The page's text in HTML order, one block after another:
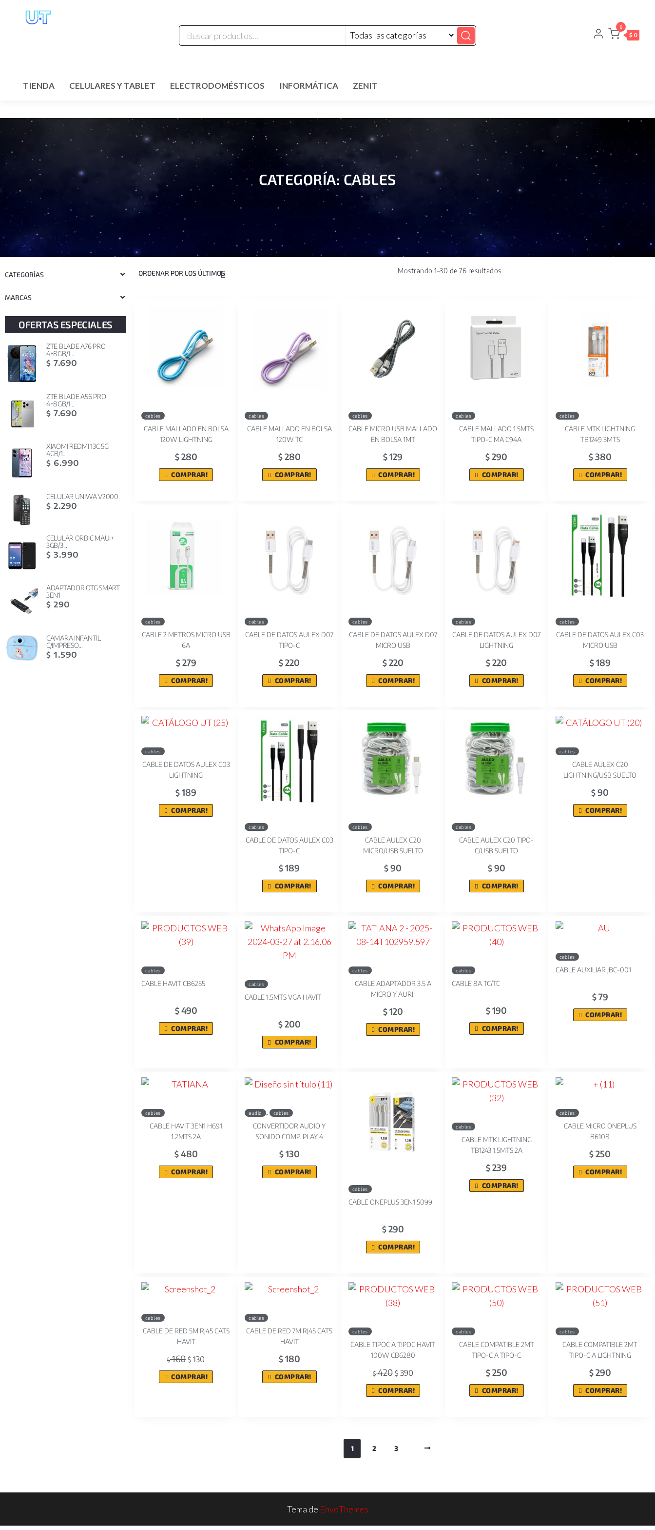
0
$ 0
TIENDA CELULARES Y TABLET ELECTRODOMÉSTICOS INFORMÁTICA ZENIT
CATEGORÍA: CABLES
CATEGORÍAS
MARCAS
OFERTAS ESPECIALES
ZTE BLADE A76 PRO
4+8GB/1...
$ 7.690
ZTE BLADE A56 PRO
4+8GB/1...
$ 7.690
XIAOMI REDMI 13C 5G
4GB/1...
$ 6.990
CELULAR UNIWA V2000
$ 2.290
CELULAR ORBIC MAUI+
3GB/3...
$ 3.990
ADAPTADOR OTG SMART
3EN1
$ 290
CAMARA INFANTIL
C/IMPRESO...
$ 1.590
Mostrando 1–30 de 76 resultados
cables
CABLE MALLADO EN BOLSA
120W LIGHTNING
$280
COMPRAR!
cables
CABLE MALLADO EN BOLSA
120W TC
$280
COMPRAR!
cables
CABLE MICRO USB MALLADO
EN BOLSA 1MT
$ 129
COMPRAR!
cables
CABLE MALLADO 1.5MTS
TIPO-C MA C94A
$ 290
COMPRAR!
cables
CABLE MTK LIGHTNING
TB1249 3MTS
$380
COMPRAR!
cables
CABLE 2 METROS MICRO USB
6A
$279
COMPRAR!
cables
CABLE DE DATOS AULEX D07
TIPO-C
$ 220
COMPRAR!
cables
CABLE DE DATOS AULEX D07
MICRO USB
$220
COMPRAR!
cables
CABLE DE DATOS AULEX D07
LIGHTNING
$ 220
COMPRAR!
cables
CABLE DE DATOS AULEX C03
MICRO USB
$189
COMPRAR!
cables
CABLE DE DATOS AULEX C03
LIGHTNING
$ 189
COMPRAR!
cables
CABLE DE DATOS AULEX C03
TIPO-C
$ 189
COMPRAR!
cables
CABLE AULEX C20
MICRO/USB SUELTO
$ 90
COMPRAR!
cables
CABLE AULEX C20 TIPO-
C/USB SUELTO
$90
COMPRAR!
cables
CABLE AULEX C20
LIGHTNING/USB SUELTO
$ 90
COMPRAR!
cables
CABLE HAVIT CB6255
$490
COMPRAR!
cables
CABLE 1.5MTS VGA HAVIT
$200
COMPRAR!
cables
CABLE ADAPTADOR 3.5 A
MICRO Y AURI.
$120
COMPRAR!
cables
CABLE 8A TC/TC
$ 190
COMPRAR!
cables
CABLE AUXILIAR JBC-001
$79
COMPRAR!
cables
CABLE HAVIT 3EN1 H691
1.2MTS 2A
$480
COMPRAR!
audio , cables
CONVERTIDOR AUDIO Y
SONIDO COMP. PLAY 4
$130
COMPRAR!
cables
CABLE ONEPLUS 3EN1 5099
$290
COMPRAR!
cables
CABLE MTK LIGHTNING
TB1243 1.5MTS 2A
$ 239
COMPRAR!
cables
CABLE MICRO ONEPLUS
B6108
$ 250
COMPRAR!
cables
CABLE DE RED 5M RJ45 CAT5
HAVIT
$160 $ 130
COMPRAR!
cables
CABLE DE RED 7M RJ45 CAT5
HAVIT
$180
COMPRAR!
cables
CABLE TIPOC A TIPOC HAVIT
100W CB6280
$420 $390
COMPRAR!
cables
CABLE COMPATIBLE 2MT
TIPO-C A TIPO-C
$250
COMPRAR!
cables
CABLE COMPATIBLE 2MT
TIPO-C A LIGHTNING
$290
COMPRAR!
1 2 3
Tema de EnvoThemes